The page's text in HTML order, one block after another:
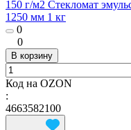
150 г/м2 Стекломат
1250 мм 1 кг
0
0
В корзину
Код на OZON
:
4663582100